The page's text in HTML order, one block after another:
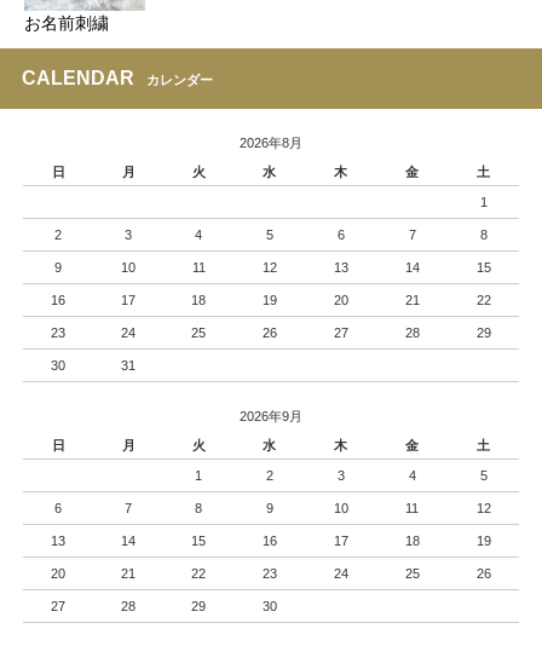
お名前刺繍
CALENDAR カレンダー
2026年8月
日
月 火 水 木 金 土
1
2 3 4 5 6 7 8
9 10 11 12 13 14 15
16 17 18 19 20 21 22
23 24 25 26 27 28 29
30 31
2026年9月
日
月 火 水 木 金 土
1 2 3 4 5
6 7 8 9 10 11 12
13 14 15 16 17 18 19
20 21 22 23 24 25 26
27 28 29 30